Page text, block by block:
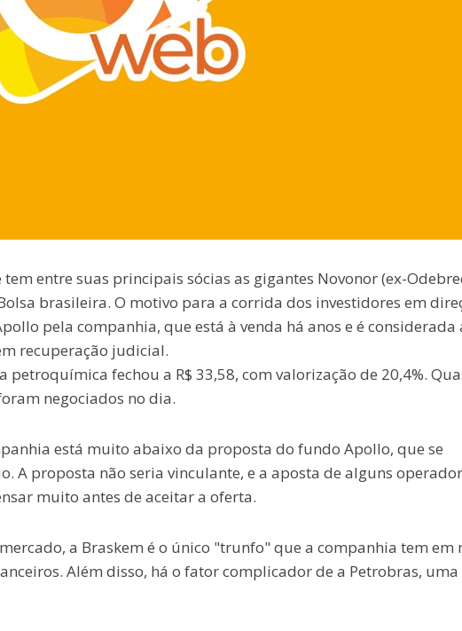
entre suas principais sócias as gigantes Novonor (ex-
brasileira. O motivo para a corrida dos investidores em
pela companhia, que está à venda há anos e é considerada
recuperação judicial.
fechou a R$ 33,58, com valorização de 20,4%.
negociados no dia.
está muito abaixo da proposta do fundo Apollo, que se
A proposta não seria vinculante, e a aposta de alguns
muito antes de aceitar a oferta.
a Braskem é o único "trunfo" que a companhia tem em
Além disso, há o fator complicador de a Petrobras, uma